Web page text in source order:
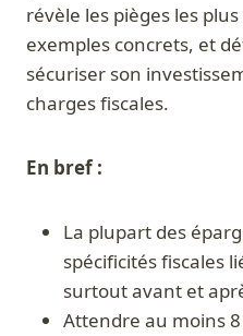
révèle les pièges les
exemples concrets, et
sécuriser son
charges fiscales.
En bref :
La plupart des
spécificités fiscales
surtout avant et
Attendre au moins